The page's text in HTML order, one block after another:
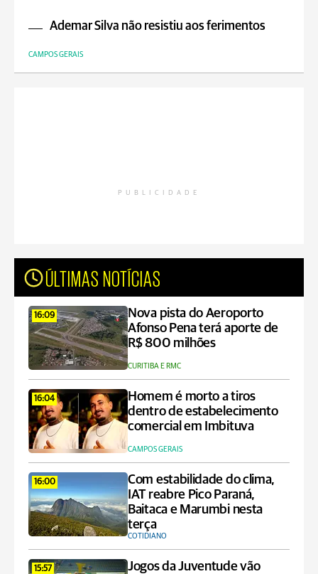
Ademar Silva não resistiu aos ferimentos
CAMPOS GERAIS
PUBLICIDADE
ÚLTIMAS NOTÍCIAS
16:09
Nova pista do Aeroporto
Afonso Pena terá aporte de
R$ 800 milhões
CURITIBA E RMC
16:04
Homem é morto a tiros
dentro de estabelecimento
comercial em Imbituva
CAMPOS GERAIS
16:00
Com estabilidade do clima,
IAT reabre Pico Paraná,
Baitaca e Marumbi nesta
terça
COTIDIANO
15:57
Jogos da Juventude vão